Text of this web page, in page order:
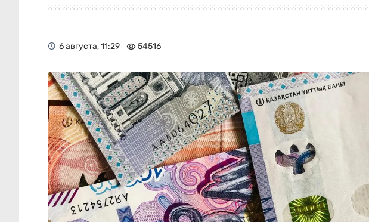
6 августа, 11:29 54516